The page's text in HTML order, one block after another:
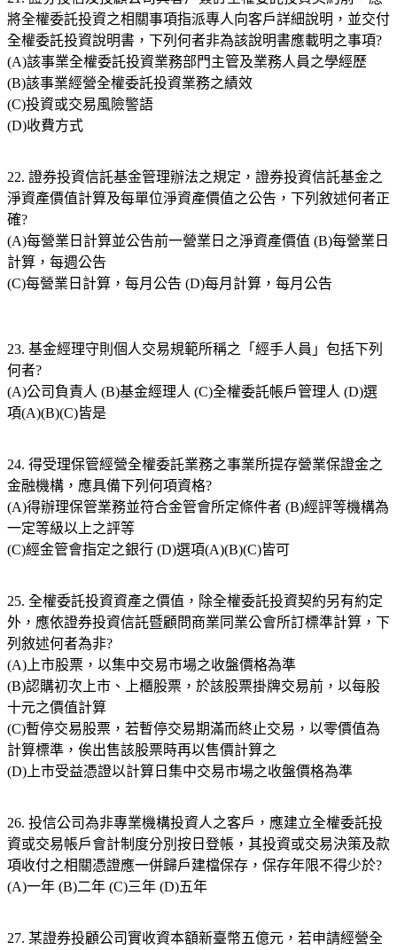
將全權委託投資之相關事項指派專人向客戶詳細說明，並交付
全權委託投資說明書，下列何者非為該說明書應載明之事項?
(A)該事業全權委託投資業務部門主管及業務人員之學經歷
(B)該事業經營全權委託投資業務之績效
(C)投資或交易風險警語
(D)收費方式
22. 證券投資信託基金管理辦法之規定，證券投資信託基金之
淨資產價值計算及每單位淨資產價值之公告，下列敘述何者正
確?
(A)每營業日計算並公告前一營業日之淨資產價值 (B)每營業日
計算，每週公告
(C)每營業日計算，每月公告 (D)每月計算，每月公告
23. 基金經理守則個人交易規範所稱之「經手人員」包括下列
何者?
(A)公司負責人 (B)基金經理人 (C)全權委託帳戶管理人 (D)選
項(A)(B)(C)皆是
24. 得受理保管經營全權委託業務之事業所提存營業保證金之
金融機構，應具備下列何項資格?
(A)得辦理保管業務並符合金管會所定條件者 (B)經評等機構為
一定等級以上之評等
(C)經金管會指定之銀行 (D)選項(A)(B)(C)皆可
25. 全權委託投資資產之價值，除全權委託投資契約另有約定
外，應依證券投資信託暨顧問商業同業公會所訂標準計算，下
列敘述何者為非?
(A)上市股票，以集中交易市場之收盤價格為準
(B)認購初次上市、上櫃股票，於該股票掛牌交易前，以每股
十元之價值計算
(C)暫停交易股票，若暫停交易期滿而終止交易，以零價值為
計算標準，俟出售該股票時再以售價計算之
(D)上市受益憑證以計算日集中交易市場之收盤價格為準
26. 投信公司為非專業機構投資人之客戶，應建立全權委託投
資或交易帳戶會計制度分別按日登帳，其投資或交易決策及款
項收付之相關憑證應一併歸戶建檔保存，保存年限不得少於?
(A)一年 (B)二年 (C)三年 (D)五年
27. 某證券投顧公司實收資本額新臺幣五億元，若申請經營全